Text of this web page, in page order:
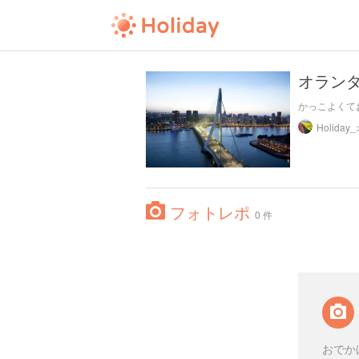
オラン
かっこよく
フォトレポ 0 件
おで